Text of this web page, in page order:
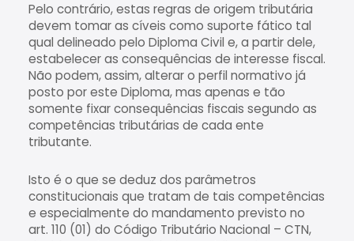
Pelo contrário, estas regras de origem tributária
devem tomar as cíveis como suporte fático tal
qual delineado pelo Diploma Civil e, a partir dele,
estabelecer as consequências de interesse fiscal.
Não podem, assim, alterar o perfil normativo já
posto por este Diploma, mas apenas e tão
somente fixar consequências fiscais segundo as
competências tributárias de cada ente
tributante.
Isto é o que se deduz dos parâmetros
constitucionais que tratam de tais competências
e especialmente do mandamento previsto no
art. 110 (01) do Código Tributário Nacional – CTN,